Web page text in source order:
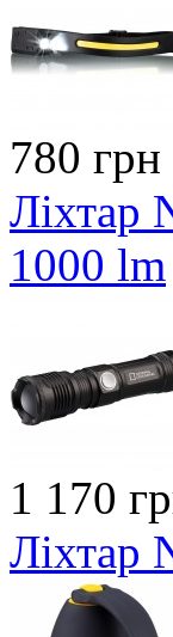
780 грн
Ліхтар
1000 lm
1 170
Ліхтар